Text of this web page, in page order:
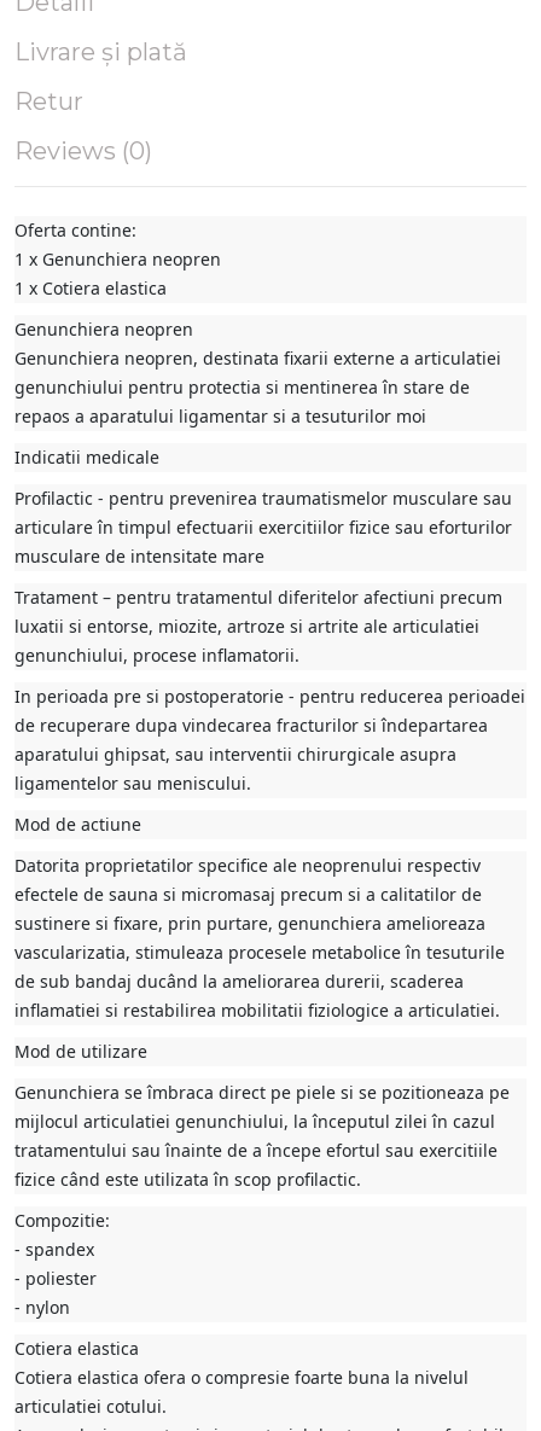
Livrare și plată
Retur
Reviews (0)
Oferta contine:
1 x Genunchiera neopren
1 x Cotiera elastica
Genunchiera neopren
Genunchiera neopren, destinata fixarii externe a articulatiei
genunchiului pentru protectia si mentinerea în stare de
repaos a aparatului ligamentar si a tesuturilor moi
Indicatii medicale
Profilactic - pentru prevenirea traumatismelor musculare sau
articulare în timpul efectuarii exercitiilor fizice sau eforturilor
musculare de intensitate mare
Tratament – pentru tratamentul diferitelor afectiuni precum
luxatii si entorse, miozite, artroze si artrite ale articulatiei
genunchiului, procese inflamatorii.
In perioada pre si postoperatorie - pentru reducerea perioadei
de recuperare dupa vindecarea fracturilor si îndepartarea
aparatului ghipsat, sau interventii chirurgicale asupra
ligamentelor sau meniscului.
Mod de actiune
Datorita proprietatilor specifice ale neoprenului respectiv
efectele de sauna si micromasaj precum si a calitatilor de
sustinere si fixare, prin purtare, genunchiera amelioreaza
vascularizatia, stimuleaza procesele metabolice în tesuturile
de sub bandaj ducând la ameliorarea durerii, scaderea
inflamatiei si restabilirea mobilitatii fiziologice a articulatiei.
Mod de utilizare
Genunchiera se îmbraca direct pe piele si se pozitioneaza pe
mijlocul articulatiei genunchiului, la începutul zilei în cazul
tratamentului sau înainte de a începe efortul sau exercitiile
fizice când este utilizata în scop profilactic.
Compozitie:
- spandex
- poliester
- nylon
Cotiera elastica
Cotiera elastica ofera o compresie foarte buna la nivelul
articulatiei cotului.